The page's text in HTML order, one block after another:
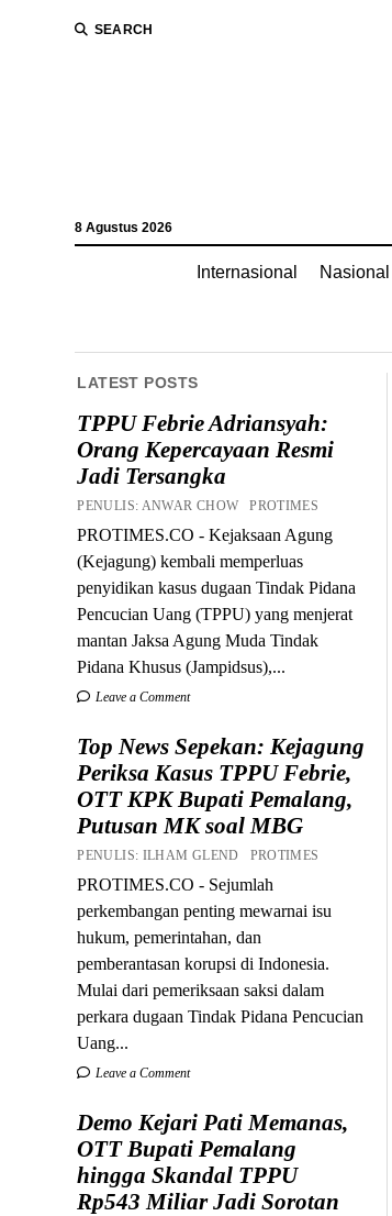
SEARCH
8 Agustus 2026
Internasional Nasional
LATEST POSTS
TPPU Febrie Adriansyah:
Orang Kepercayaan Resmi
Jadi Tersangka
PENULIS: ANWAR CHOW PROTIMES
PROTIMES.CO - Kejaksaan Agung
(Kejagung) kembali memperluas
penyidikan kasus dugaan Tindak Pidana
Pencucian Uang (TPPU) yang menjerat
mantan Jaksa Agung Muda Tindak
Pidana Khusus (Jampidsus),...
Leave a Comment
Top News Sepekan: Kejagung
Periksa Kasus TPPU Febrie,
OTT KPK Bupati Pemalang,
Putusan MK soal MBG
PENULIS: ILHAM GLEND PROTIMES
PROTIMES.CO - Sejumlah
perkembangan penting mewarnai isu
hukum, pemerintahan, dan
pemberantasan korupsi di Indonesia.
Mulai dari pemeriksaan saksi dalam
perkara dugaan Tindak Pidana Pencucian
Uang...
Leave a Comment
Demo Kejari Pati Memanas,
OTT Bupati Pemalang
hingga Skandal TPPU
Rp543 Miliar Jadi Sorotan